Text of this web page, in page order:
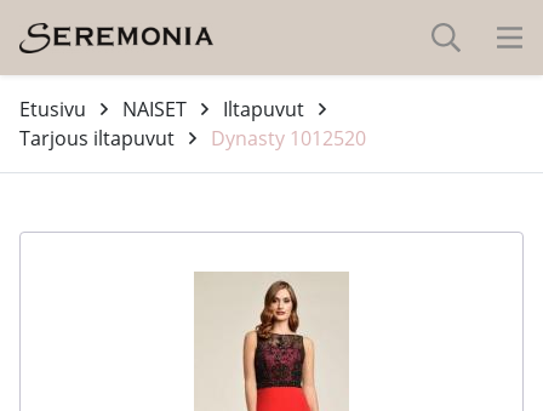
Etusivu NAISET
Iltapuvut
Tarjous iltapuvut
Dynasty 1012520